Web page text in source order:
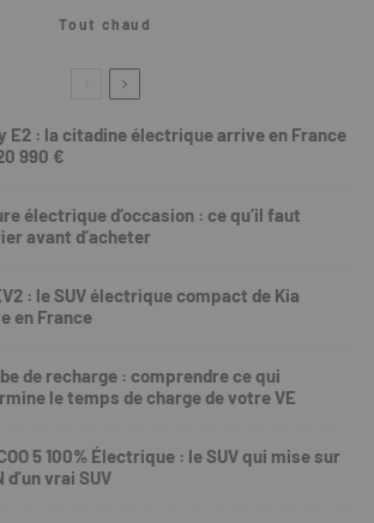
Tout chaud
E2 : la citadine électrique arrive en France
990 €
électrique d’occasion : ce qu’il faut
avant d’acheter
: le SUV électrique compact de Kia
en France
de recharge : comprendre ce qui
le temps de charge de votre VE
5 100% Électrique : le SUV qui mise sur
d’un vrai SUV